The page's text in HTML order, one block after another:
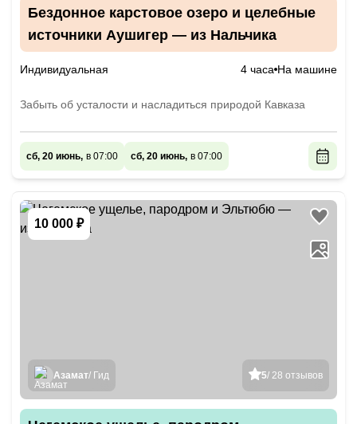
Бездонное карстовое озеро и целебные
источники Аушигер — из Нальчика
Индивидуальная 4 часа На машине
Забыть об усталости и насладиться природой Кавказа
сб, 20 июнь, в 07:00 сб, 20 июнь, в 07:00
10 000 ₽
5/ 28 отзывов
Азамат/ Гид